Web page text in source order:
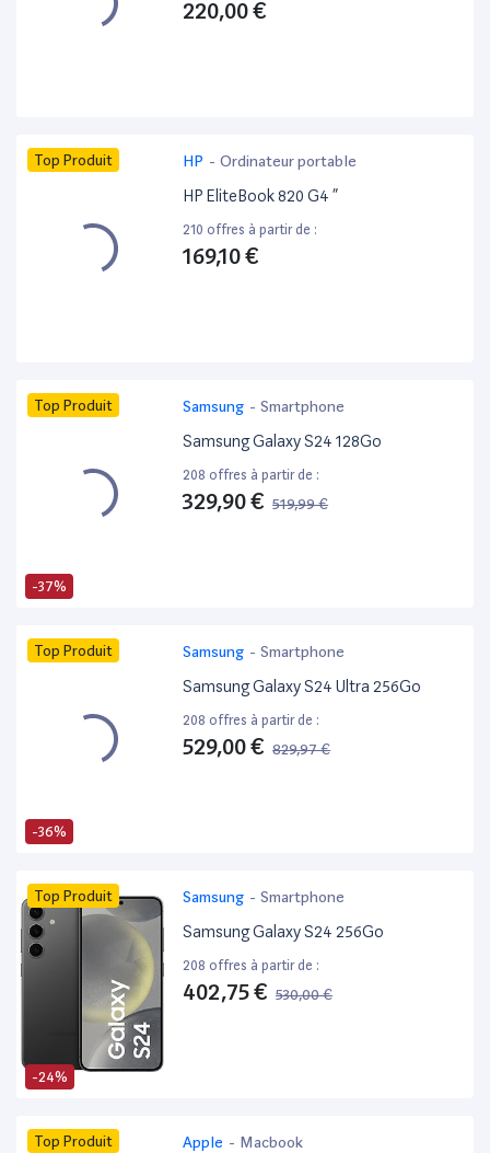
220,00 €
Top Produit HP - Ordinateur portable
HP EliteBook 820 G4 ”
210 offres à partir de :
169,10 €
-37%
Top Produit Samsung - Smartphone
Samsung Galaxy S24 128Go
208 offres à partir de :
329,90 € 519,99 €
-36%
Top Produit Samsung - Smartphone
Samsung Galaxy S24 Ultra 256Go
208 offres à partir de :
529,00 € 829,97 €
-24%
Top Produit Samsung - Smartphone
Samsung Galaxy S24 256Go
208 offres à partir de :
402,75 € 530,00 €
Top Produit Apple - Macbook